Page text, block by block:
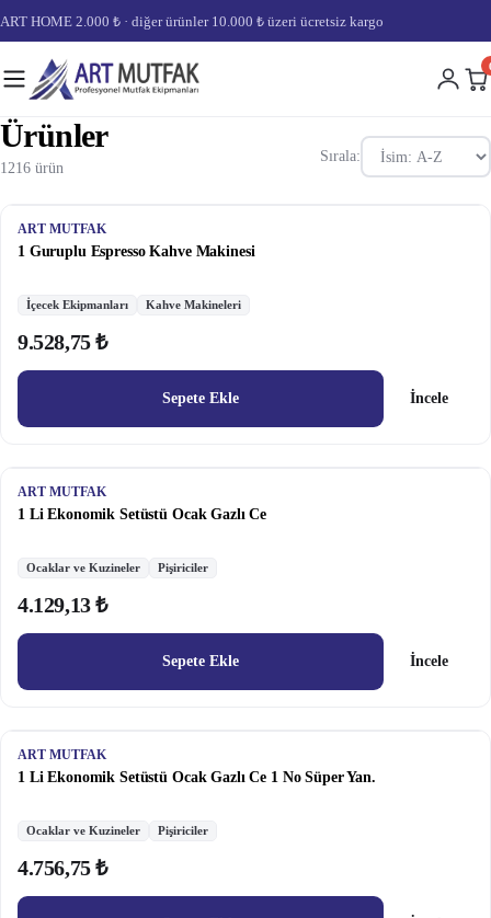
ART HOME 2.000 ₺ · diğer ürünler 10.000 ₺ üzeri ücretsiz kargo
Ürünler
1216 ürün
Sırala:
ART MUTFAK
1 Guruplu Espresso Kahve Makinesi
İçecek Ekipmanları Kahve Makineleri
9.528,75 ₺
Sepete Ekle İncele
ART MUTFAK
1 Li Ekonomik Setüstü Ocak Gazlı Ce
Ocaklar ve Kuzineler Pişiriciler
4.129,13 ₺
Sepete Ekle İncele
ART MUTFAK
1 Li Ekonomik Setüstü Ocak Gazlı Ce 1 No Süper Yan.
Ocaklar ve Kuzineler Pişiriciler
4.756,75 ₺